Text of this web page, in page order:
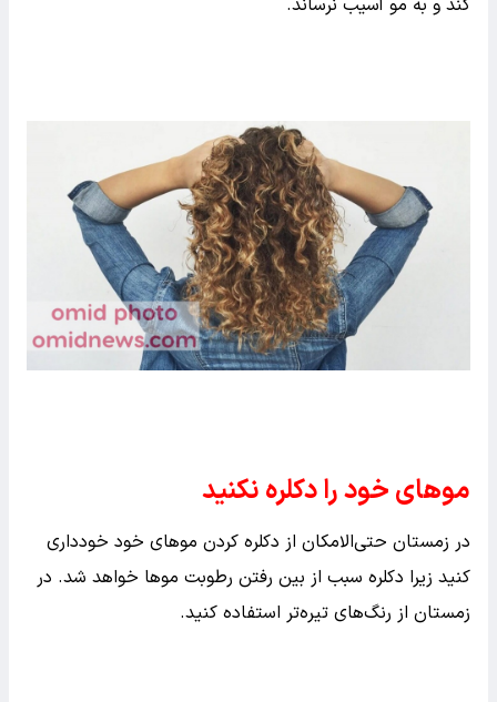
کند و به مو آسیب نرساند.
موهای خود را دکلره نکنید
در زمستان حتی‌الامکان از دکلره کردن موهای خود خودداری
کنید زیرا دکلره سبب از بین رفتن رطوبت موها خواهد شد. در
زمستان از رنگ‌های تیره‌تر استفاده کنید.